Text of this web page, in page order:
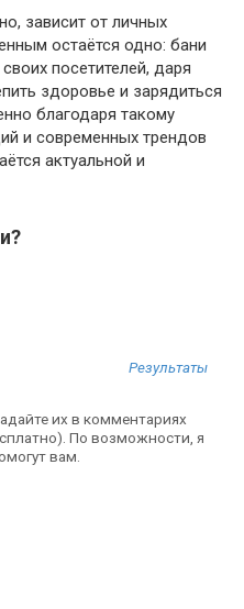
зависит от личных
остаётся одно: бани
посетителей, даря
здоровье и зарядиться
благодаря такому
и современных трендов
актуальной и
Результаты
их в комментариях
По возможности, я
вам.